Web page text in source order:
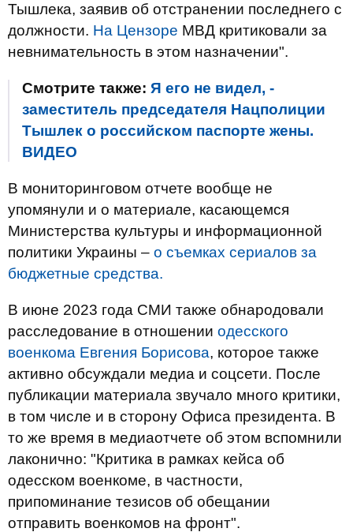
Тышлека, заявив об отстранении последнего с
должности. На Цензоре МВД критиковали за
невнимательность в этом назначении".
Смотрите также: Я его не видел, -
заместитель председателя Нацполиции
Тышлек о российском паспорте жены.
ВИДЕО
В мониторинговом отчете вообще не
упомянули и о материале, касающемся
Министерства культуры и информационной
политики Украины – о съемках сериалов за
бюджетные средства.
В июне 2023 года СМИ также обнародовали
расследование в отношении одесского
военкома Евгения Борисова, которое также
активно обсуждали медиа и соцсети. После
публикации материала звучало много критики,
в том числе и в сторону Офиса президента. В
то же время в медиаотчете об этом вспомнили
лаконично: "Критика в рамках кейса об
одесском военкоме, в частности,
припоминание тезисов об обещании
отправить военкомов на фронт".